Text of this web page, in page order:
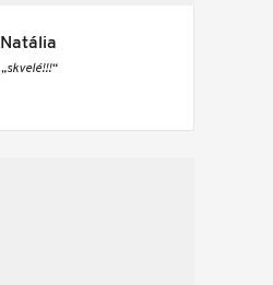
Natália
„skvelé!!!“